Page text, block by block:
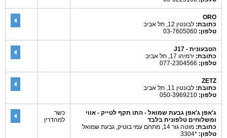
ORO
כתובת: לבונטין 12, תל אביב
טלפון:
הטבעונית - J17
כתובת: ירמיהו 17, תל אביב
טלפון:
ZETZ
כתובת: לבונטין 11, תל אביב
טלפון:
ג'אפן ג'אפן גבעת שמואל - התו תקף לטייק - אווי
ומשלוחים טלפונית בלבד
כתובת: מוטה גור 14, מתחם עמי בוטיק, גבעת שמואל
טלפון: *3304
כשר
למהדרין